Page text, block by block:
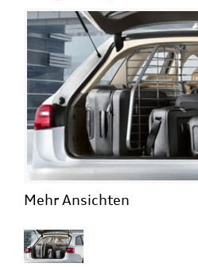
Mehr Ansichten